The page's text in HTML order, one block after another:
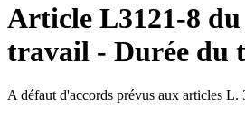
Article L3121-8 du
travail - Durée du
A défaut d'accords prévus aux articles